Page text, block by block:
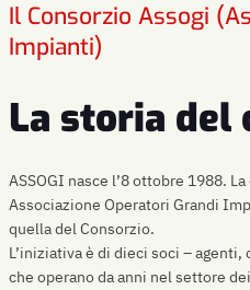
Il Consorzio Assogi
Impianti)
La storia del
ASSOGI nasce l’8 ottobre 1988.
Associazione Operatori Grandi
quella del Consorzio.
L’iniziativa è di dieci soci –
che operano da anni nel settore